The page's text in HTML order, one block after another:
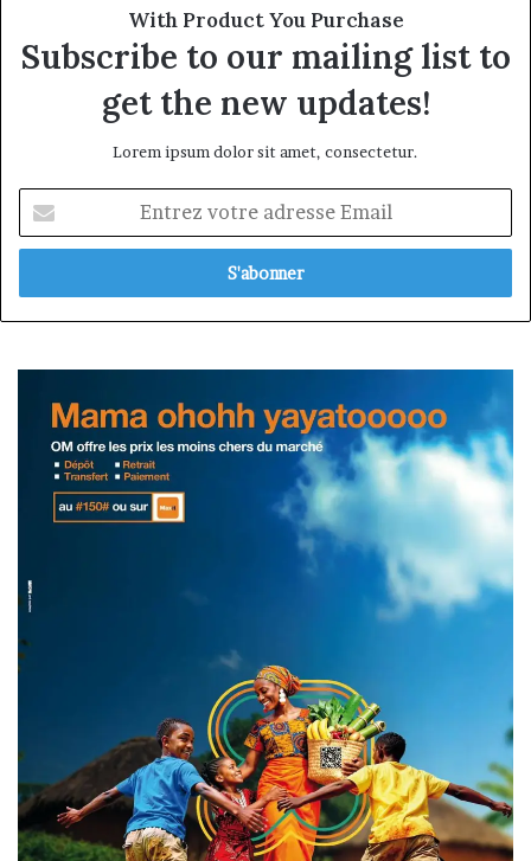
With Product You Purchase
Subscribe to our mailing list to
get the new updates!
Lorem ipsum dolor sit amet, consectetur.
votre
adresse